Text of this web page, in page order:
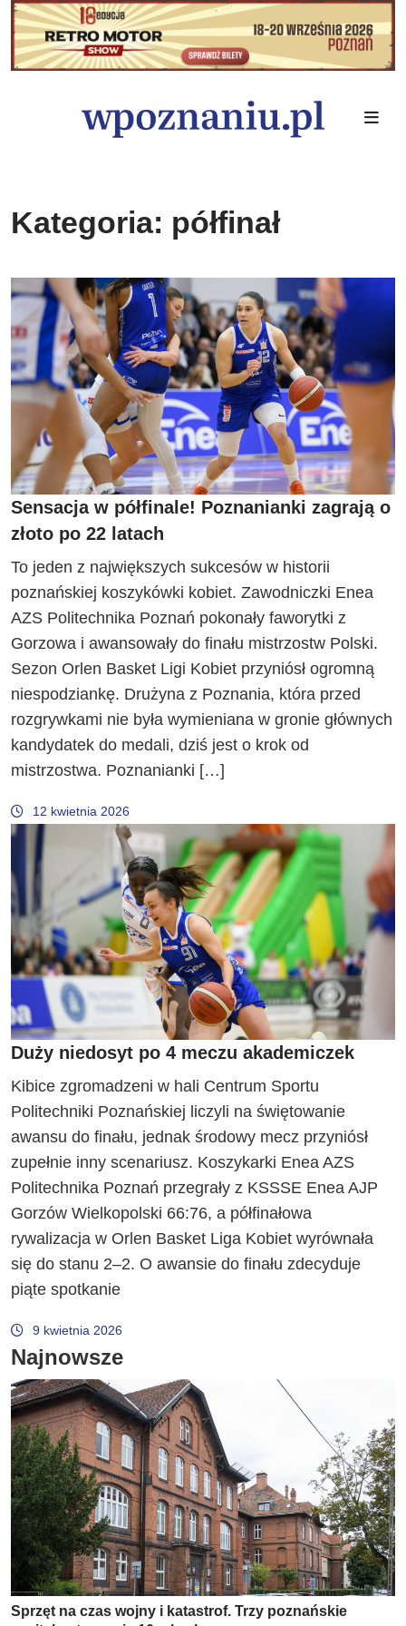
Kategoria: półfinał
Sensacja w półfinale! Poznanianki zagrają o
złoto po 22 latach
To jeden z największych sukcesów w historii
poznańskiej koszykówki kobiet. Zawodniczki Enea
AZS Politechnika Poznań pokonały faworytki z
Gorzowa i awansowały do finału mistrzostw Polski.
Sezon Orlen Basket Ligi Kobiet przyniósł ogromną
niespodziankę. Drużyna z Poznania, która przed
rozgrywkami nie była wymieniana w gronie głównych
kandydatek do medali, dziś jest o krok od
mistrzostwa. Poznanianki […]
12 kwietnia 2026
Duży niedosyt po 4 meczu akademiczek
Kibice zgromadzeni w hali Centrum Sportu
Politechniki Poznańskiej liczyli na świętowanie
awansu do finału, jednak środowy mecz przyniósł
zupełnie inny scenariusz. Koszykarki Enea AZS
Politechnika Poznań przegrały z KSSSE Enea AJP
Gorzów Wielkopolski 66:76, a półfinałowa
rywalizacja w Orlen Basket Liga Kobiet wyrównała
się do stanu 2–2. O awansie do finału zdecyduje
piąte spotkanie
9 kwietnia 2026
Najnowsze
Sprzęt na czas wojny i katastrof. Trzy poznańskie